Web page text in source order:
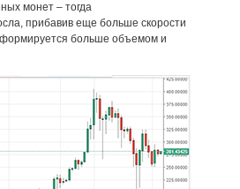
монет – тогда
прибавив еще больше скорости
больше объемом и